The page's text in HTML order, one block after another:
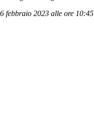
febbraio 2023 alle ore 10:45